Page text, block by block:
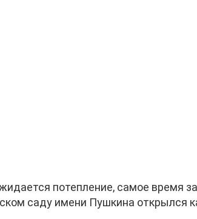
потепление, самое время
саду имени Пушкина открылся